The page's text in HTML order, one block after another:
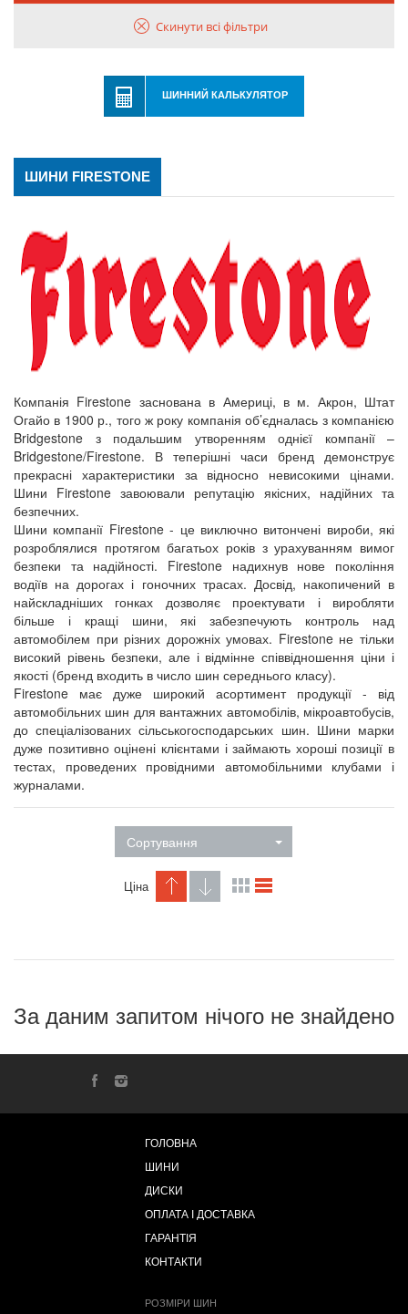
Скинути всі фільтри
ШИННИЙ КАЛЬКУЛЯТОР
ШИНИ FIRESTONE
Компанія Firestone заснована в Америці, в м. Акрон, Штат
Огайо в 1900 р., того ж року компанія об’єдналась з компанією
Bridgestone з подальшим утворенням однієї компанії –
Bridgestone/Firestone. В теперішні часи бренд демонструє
прекрасні характеристики за відносно невисокими цінами.
Шини Firestone завоювали репутацію якісних, надійних та
безпечних.
Шини компанії Firestone - це виключно витончені вироби, які
розроблялися протягом багатьох років з урахуванням вимог
безпеки та надійності. Firestone надихнув нове покоління
водіїв на дорогах і гоночних трасах. Досвід, накопичений в
найскладніших гонках дозволяє проектувати і виробляти
більше і кращі шини, які забезпечують контроль над
автомобілем при різних дорожніх умовах. Firestone не тільки
високий рівень безпеки, але і відмінне співвідношення ціни і
якості (бренд входить в число шин середнього класу).
Firestone має дуже широкий асортимент продукції - від
автомобільних шин для вантажних автомобілів, мікроавтобусів,
до спеціалізованих сільськогосподарських шин. Шини марки
дуже позитивно оцінені клієнтами і займають хороші позиції в
тестах, проведених провідними автомобільними клубами і
журналами.
Сортування
Ціна
За даним запитом нічого не знайдено
ГОЛОВНА
ШИНИ
ДИСКИ
ОПЛАТА І ДОСТАВКА
ГАРАНТІЯ
КОНТАКТИ
РОЗМІРИ ШИН